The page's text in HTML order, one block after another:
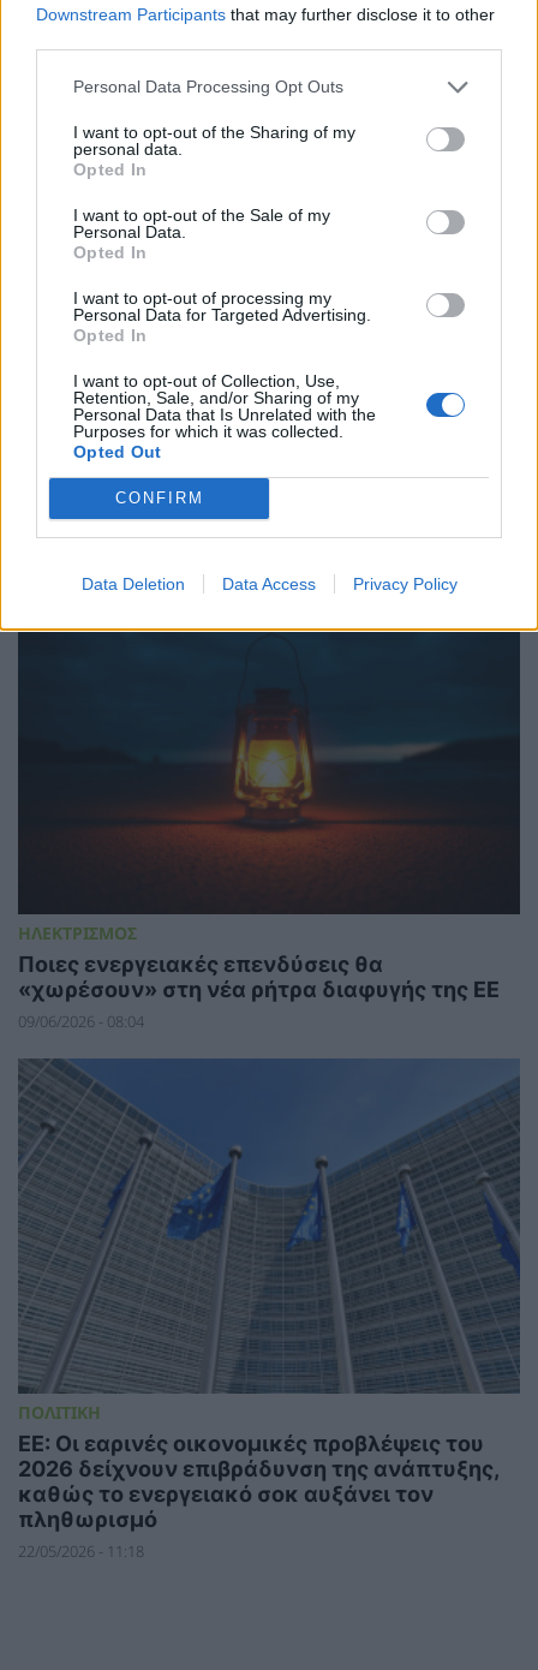
Downstream Participants that may further disclose it to other
Personal Data Processing Opt Outs
I want to opt-out of the Sharing of my
personal data.
Opted In
I want to opt-out of the Sale of my
Personal Data.
Opted In
I want to opt-out of processing my
Personal Data for Targeted Advertising.
Opted In
I want to opt-out of Collection, Use,
Retention, Sale, and/or Sharing of my
Personal Data that Is Unrelated with the
Purposes for which it was collected.
Opted Out
CONFIRM
Data Deletion Data Access Privacy Policy
ΗΛΕΚΤΡΙΣΜΟΣ
Η ενέργεια κρατά ψηλά τον πληθωρισμό το
2026 - Οι νέες προβλέψεις της ΤτΕ
ΠΟΛΙΤΙΚΗ
Γ. Μανιάτης: Απάντηση στην ενεργειακή
κρίση: Δίκαιη, Δημοκρατική κι Ευρωπαϊκή
11/06/2026 - 09:47
ΗΛΕΚΤΡΙΣΜΟΣ
Ποιες ενεργειακές επενδύσεις θα
«χωρέσουν» στη νέα ρήτρα διαφυγής της ΕΕ
09/06/2026 - 08:04
ΠΟΛΙΤΙΚΗ
ΕΕ: Οι εαρινές οικονομικές προβλέψεις του
2026 δείχνουν επιβράδυνση της ανάπτυξης,
καθώς το ενεργειακό σοκ αυξάνει τον
πληθωρισμό
22/05/2026 - 11:18